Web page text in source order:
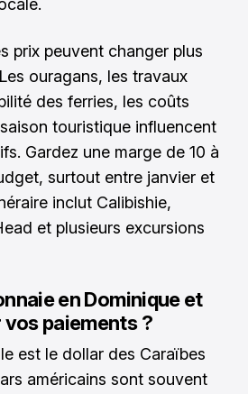
prix peuvent changer plus
ouragans, les travaux
des ferries, les coûts
touristique influencent
Gardez une marge de 10 à
surtout entre janvier et
inclut Calibishie,
et plusieurs excursions
en Dominique et
paiements ?
est le dollar des Caraïbes
américains sont souvent